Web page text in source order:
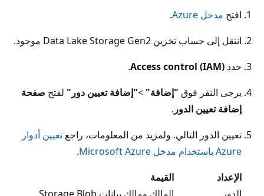
افتح مدخل Azure
.
انتقل إلى حساب تخزين Data Lake Storage Gen2 موجود.
حدد Access control (IAM)
.
يرجى النقر فوق "إضافة" >"إضافة تعيين دور" لفتح صفحة
إضافة تعيين الدور .
تعيين الدور التالي. ولمزيد من المعلومات، راجع تعيين أدوار
Azure باستخدام مدخل Microsoft Azure
.
الإعداد
القيمة‬
الدور
المالك ومالك بيانات Storage Blob